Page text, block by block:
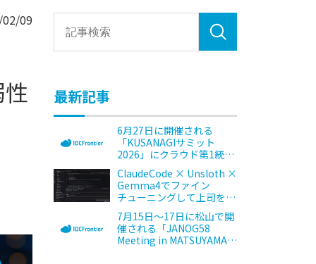
09
最新記事
6月27日に開催される
「KUSANAGIサミット
2026」にクラウド第1統括
本部の藤城が登壇します
ClaudeCode × Unsloth ×
Gemma4でファイン
チューニングして上司をAI
化した件。
7月15日～17日に松山で開
催される「JANOG58
Meeting in MATSUYAMA」